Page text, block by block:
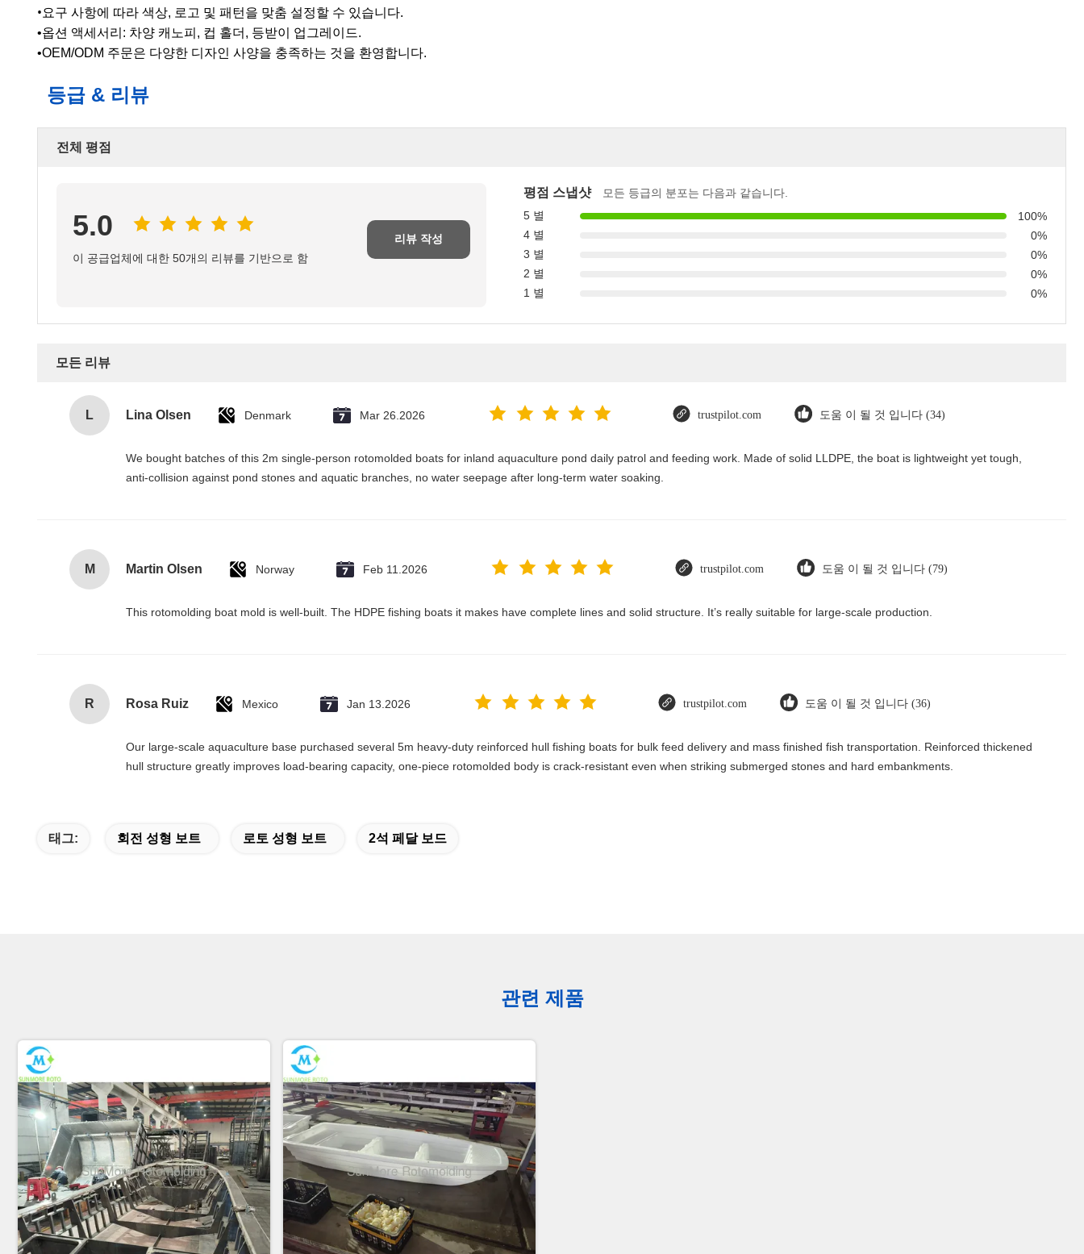
•요구 사항에 따라 색상, 로고 및 패턴을 맞춤 설정할 수 있습니다.
•옵션 액세서리: 차양 캐노피, 컵 홀더, 등받이 업그레이드.
•OEM/ODM 주문은 다양한 디자인 사양을 충족하는 것을 환영합니다.
등급 & 리뷰
전체 평점
5.0
이 공급업체에 대한 50개의 리뷰를 기반으로 함
리뷰 작성
평점 스냅샷
모든 등급의 분포는 다음과 같습니다.
5 별
100%
4 별
0%
3 별
0%
2 별
0%
1 별
0%
모든 리뷰
L Lina Olsen Denmark Mar 26.2026 trustpilot.com 도움 이 될 것 입니다 (34)
We bought batches of this 2m single-person rotomolded boats for inland aquaculture pond daily patrol and feeding work. Made of solid LLDPE, the boat is lightweight yet tough,
anti-collision against pond stones and aquatic branches, no water seepage after long-term water soaking.
M Martin Olsen Norway Feb 11.2026 trustpilot.com 도움 이 될 것 입니다 (79)
This rotomolding boat mold is well-built. The HDPE fishing boats it makes have complete lines and solid structure. It’s really suitable for large-scale production.
R Rosa Ruiz Mexico Jan 13.2026 trustpilot.com 도움 이 될 것 입니다 (36)
Our large-scale aquaculture base purchased several 5m heavy-duty reinforced hull fishing boats for bulk feed delivery and mass finished fish transportation. Reinforced thickened
hull structure greatly improves load-bearing capacity, one-piece rotomolded body is crack-resistant even when striking submerged stones and hard embankments.
태그: 회전 성형 보트 로토 성형 보트 2석 페달 보드
관련 제품